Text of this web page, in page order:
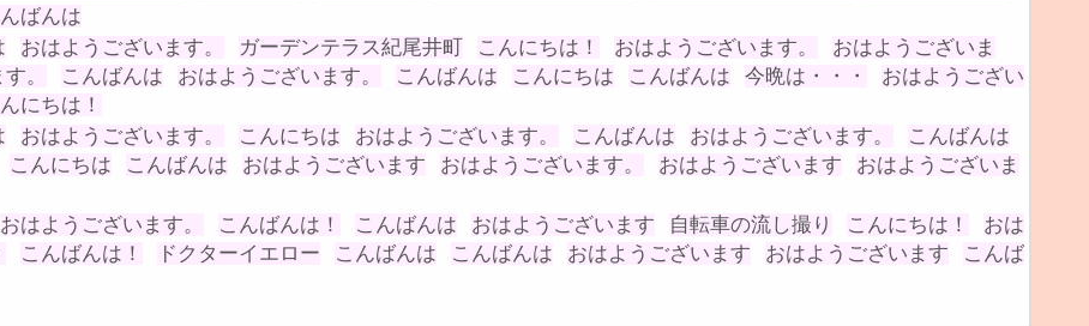
ばんは
おはようございます。 ガーデンテラス紀尾井町 こんにちは！ おはようございます。
おはようございま
。 こんばんは おはようございます。 こんばんは こんにちは こんばんは 今晩は・・・
おはようござい
にちは！
おはようございます。 こんにちは おはようございます。 こんばんは おはようございます。
こんばんは
こんにちは こんばんは おはようございます おはようございます。 おはようございます
おはようございま
おはようございます。 こんばんは！ こんばんは おはようございます 自転車の流し撮り こんにちは！
おは
こんばんは！ ドクターイエロー こんばんは こんばんは おはようございます おはようございます
こんば